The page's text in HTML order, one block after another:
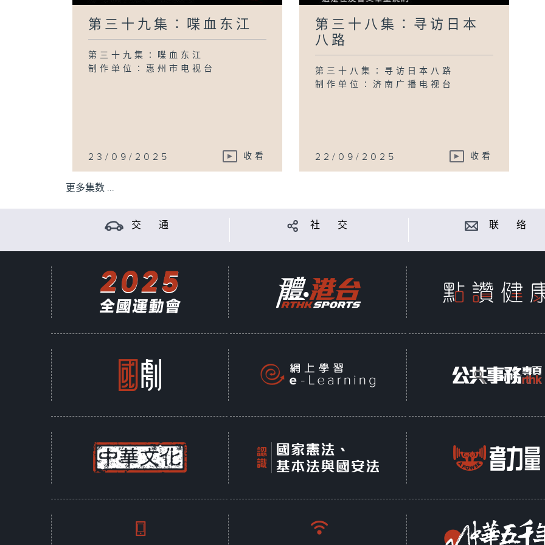
第三十九集∶喋血东江
第三十九集∶喋血东江
制作单位∶惠州市电视台
23/09/2025 收看
第三十八集∶寻访日本
八路
第三十八集∶寻访日本八路
制作单位∶济南广播电视台
22/09/2025 收看
更多集数 ...
交 通 社 交 联 络